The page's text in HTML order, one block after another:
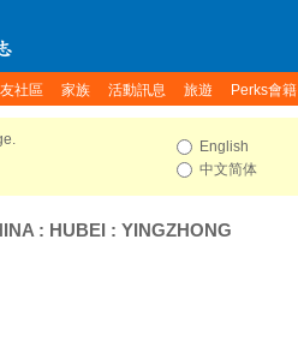
社區 家族 活動訊息 旅遊 Perks會籍
English
中文简体
: HUBEI : YINGZHONG